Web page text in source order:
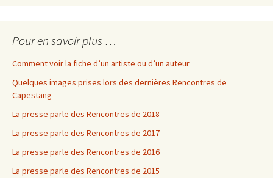
Pour en savoir plus …
Comment voir la fiche d’un artiste ou d’un auteur
Quelques images prises lors des dernières Rencontres de
Capestang
La presse parle des Rencontres de 2018
La presse parle des Rencontres de 2017
La presse parle des Rencontres de 2016
La presse parle des Rencontres de 2015